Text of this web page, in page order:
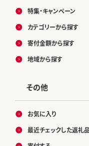
特集・キャンペーン
カテゴリーから探す
寄付金額から探す
地域から探す
その他
お気に入り
最近チェックした返礼